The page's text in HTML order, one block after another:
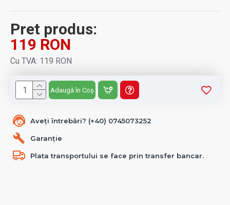
Aveți întrebări? (+40) 0745073252
Garanție
Plata transportului se face prin transfer bancar.
Pret produs:
119 RON
Cu TVA: 119 RON
Adaugă în Coș